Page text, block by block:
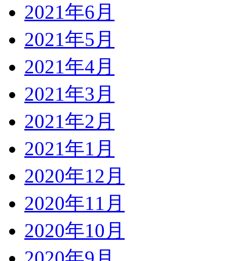
2021年6月
2021年5月
2021年4月
2021年3月
2021年2月
2021年1月
2020年12月
2020年11月
2020年10月